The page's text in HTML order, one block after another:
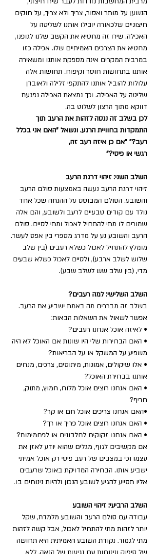
הנשען על מותר ואסור, צריך ולא צריך, על חוקים
חיצוניים שלכאורה יובילו אותנו לשליטה על
האכילה. שיח זה מחטיא את הקשב שלנו לגופנו,
מחטיא את הצרכים האמיתיים שלו. אכילה כזו
במרבית המקרים אינה מספקת אותנו ומשאירה
אותנו בתחושות חוסר וקיפוח. תחושות אלה
עלולות להוביל אותנו להתקפי זלילה ולאובדן
שליטה על האכילה. וכך נמצאת האכילה נפגעת
דווקא מתוך הרצון לשלוט בה.
לכן בשלב זה ננסה לזהות את הרעב תוך
התמקדות בחוויית הרגע. ונשאל "האם אני בכלל
רעב?" "אם כן איזה רעב זה,
רגשי או פיסי?"
השלב השני: זיהוי דרגת הרעב
זיהוי דרגת הרעב נעשה באמצעות סולם הרעב
והשובע. הסולם המבוסס על ההנחה שכל אחד
נולד עם קודים טבעיים לרעב ולשובע, והם אלה
שמורים לו מתי להתחיל לאכול ומתי לסיים. סולם
הרעב והשובע נע על מדרג מספרי בין אפס לעשר.
מומלץ להתחיל לאכול כשלא רעבים (בין שלב
שלוש לשלב ארבע), ולסיים לאכול כשלא שבעים
מדי, (בין שלב שש לשלב שבע).
השלב השלישי: למה רעבים?
בשלב זה מבררים מה באמת ישביע את הרעב.
אפשר לשאול את השאלות הבאות:
• לאיזה אוכל אנחנו רעבים?
• האם הבחירות שלי היו שונות אם האוכל לא היה
משפיע על המשקל או על הבריאות?
• אלו שיקולים, אמונות, מיתוסים, צרכים, מנחים
אותנו בבחירת האוכל?
• האם אנחנו רוצים אוכל מלוח, חמוץ, מתוק,
חריף?
•האם אנחנו צריכים אוכל חם או קר?
• האם אנחנו רוצים אוכל פריך או רך?
• האם אנחנו זקוקים לחלבונים או לפחמימות?
אם מקשיבים לגוף, מגלים שהוא יודע לאזן את
עצמו וכי במצבים של רעב פיסי רק אוכל אמיתי
ישביע אותו. הבחירה המדויקת באוכל שרעבים
אליו תסייע להגיע לשובע הנכון ולהיות נינוחים בו.
השלב הרביעי: זיהוי השובע
עבודה עם סולם הרעב והשובע מלמדת, שקל
יותר לזהות מתי להתחיל לאכול, אבל קשה לזהות
מתי לגמור. נקודת השובע האמיתית היא תחושה